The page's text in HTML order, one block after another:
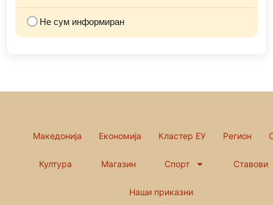
Не сум информиран
Македонија Економија Кластер ЕУ Регион
Култура Магазин Спорт Ставови
Наши приказни